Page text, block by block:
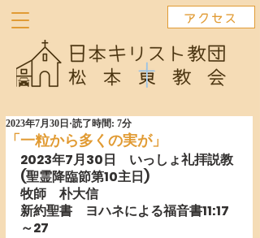
アクセス
「一粒から多くの実が」
2023年7月30日 読了時間: 7分
2023年7月30日　いっしょ礼拝説教
(聖霊降臨節第10主日)
牧師　朴大信
新約聖書　ヨハネによる福音書11:17
～27